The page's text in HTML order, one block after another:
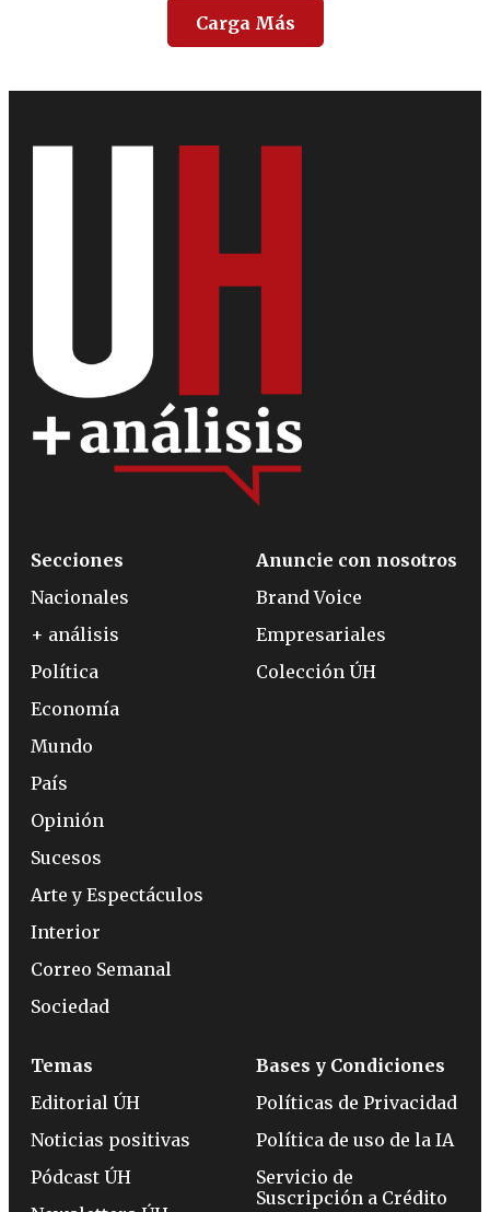
Carga Más
Secciones
Nacionales
+ análisis
Política
Economía
Mundo
País
Opinión
Sucesos
Arte y Espectáculos
Interior
Correo Semanal
Sociedad
Anuncie con nosotros
Brand Voice
Empresariales
Colección ÚH
Temas
Editorial ÚH
Noticias positivas
Pódcast ÚH
Bases y Condiciones
Políticas de Privacidad
Política de uso de la IA
Servicio de
Suscripción a Crédito